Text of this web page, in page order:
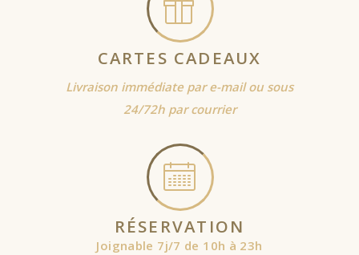
CARTES CADEAUX
Livraison immédiate par e-mail ou sous
24/72h par courrier
RÉSERVATION
Joignable 7j/7 de 10h à 23h